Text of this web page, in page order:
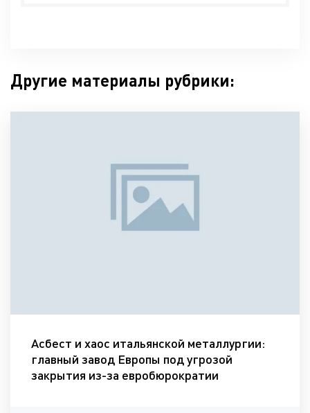
Другие материалы рубрики:
Асбест и хаос итальянской металлургии:
главный завод Европы под угрозой
закрытия из-за евробюрократии